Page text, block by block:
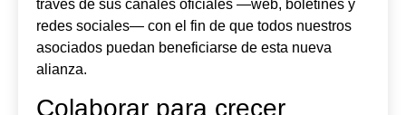
través de sus canales oficiales —web, boletines y
redes sociales— con el fin de que todos nuestros
asociados puedan beneficiarse de esta nueva
alianza.
Colaborar para crecer